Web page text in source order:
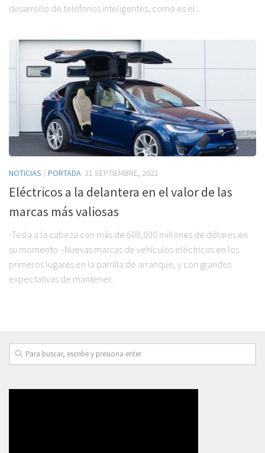
desarrollo de teléfonos inteligentes, como es el...
NOTICIAS /PORTADA 21 SEPTIEMBRE, 2021
Eléctricos a la delantera en el valor de las
marcas más valiosas
-Tesla a la cabeza con más de 600,000 millones de dólares en
su momento. -Nuevas marcas de vehículos eléctricos en los
primeros lugares en la parrilla de arranque, y con grandes
expectativas de mantener...